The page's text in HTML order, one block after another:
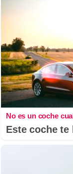
No es un coche
Este coche